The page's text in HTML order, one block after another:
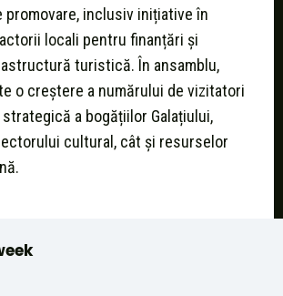
promovare, inclusiv inițiative în
locali pentru finanțări și
turistică. În ansamblu,
o creștere a numărului de vizitatori
a bogățiilor Galațiului,
cultural, cât și resurselor